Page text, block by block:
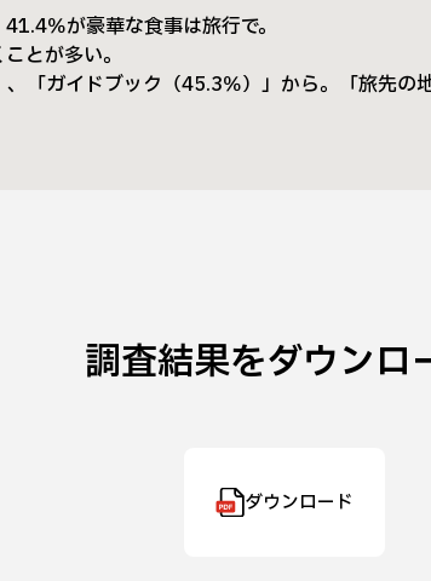
％が豪華な食事は旅行で。
とが多い。
「ガイドブック（45.3％）」から。「旅先の
調査結果をダウンロ
ダウンロード